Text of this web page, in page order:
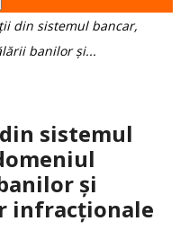
din sistemul bancar,
banilor și...
sistemul
și
infracționale